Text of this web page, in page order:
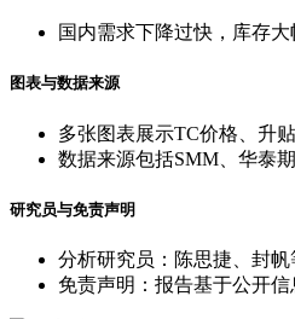
国内需求下降过快，库存
图表与数据来源
多张图表展示TC价格、升
数据来源包括SMM、华泰
研究员与免责声明
分析研究员：陈思捷、封帆
免责声明：报告基于公开